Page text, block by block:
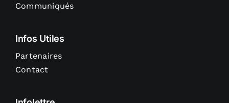
Communiqués
Infos Utiles
Partenaires
Contact